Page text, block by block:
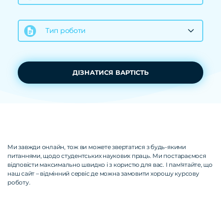
Тип роботи
ДІЗНАТИСЯ ВАРТІСТЬ
Ми завжди онлайн, тож ви можете звертатися з будь-якими
питаннями, щодо студентських наукових праць. Ми постараємося
відповісти максимально швидко і з користю для вас. І пам'ятайте, що
наш сайт – відмінний сервіс де можна замовити хорошу курсову
роботу.